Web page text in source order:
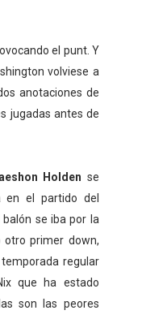
el punt. Y
volviese a
anotaciones de
jugadas antes de
Holden se
en el partido del
se iba por la
otro primer down,
regular
que ha estado
son las peores